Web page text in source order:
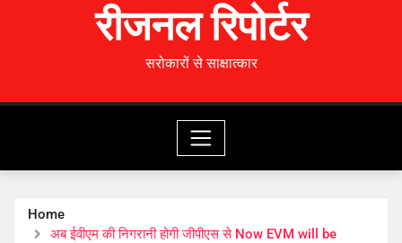
रीजनल रिपोर्टर
सरोकारों से साक्षात्कार
Home
अब ईवीएम की निगरानी होगी जीपीएस से Now EVM will be